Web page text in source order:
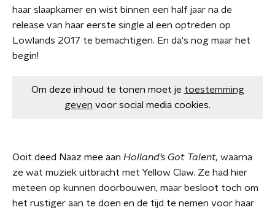
haar slaapkamer en wist binnen een half jaar na de
release van haar eerste single al een optreden op
Lowlands 2017 te bemachtigen. En da's nog maar het
begin!
Om deze inhoud te tonen moet je toestemming
geven voor social media cookies.
Ooit deed Naaz mee aan Holland’s Got Talent, waarna
ze wat muziek uitbracht met Yellow Claw. Ze had hier
meteen op kunnen doorbouwen, maar besloot toch om
het rustiger aan te doen en de tijd te nemen voor haar